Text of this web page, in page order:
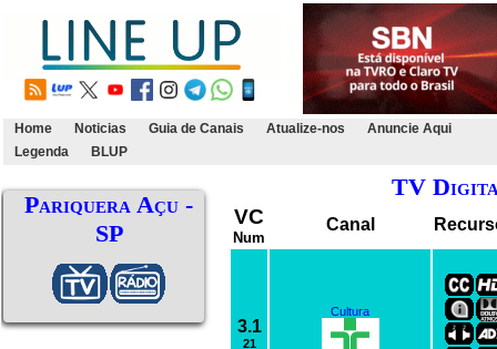
Home Noticias Guia de Canais Atualize-nos
Anuncie Aqui
Legenda
BLUP
Pariquera Açu -
SP
TV
VC
Num
Canal
3.1
21
Cultura